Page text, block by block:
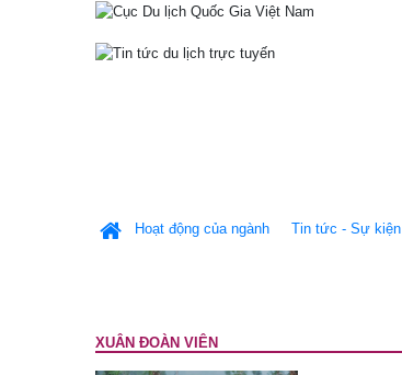
Hoạt động của ngành Tin tức - Sự kiện
XUÂN ĐOÀN VIÊN